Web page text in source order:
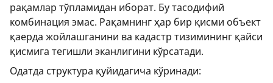
рақамлар тўпламидан иборат. Бу тасодифий
комбинация эмас. Рақамнинг ҳар бир қисми объект
қаерда жойлашганини ва кадастр тизимининг қайси
қисмига тегишли эканлигини кўрсатади.
Одатда структура қуйидагича кўринади: